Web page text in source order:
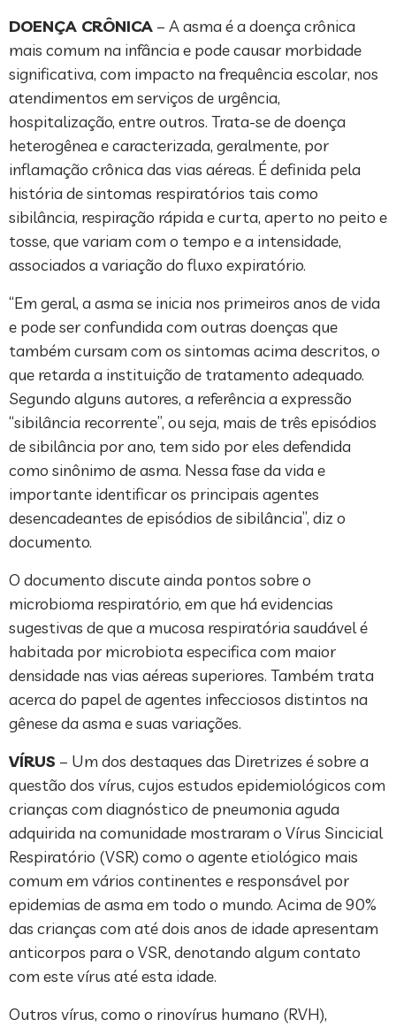
DOENÇA CRÔNICA – A asma é a doença crônica
mais comum na infância e pode causar morbidade
significativa, com impacto na frequência escolar, nos
atendimentos em serviços de urgência,
hospitalização, entre outros. Trata-se de doença
heterogênea e caracterizada, geralmente, por
inflamação crônica das vias aéreas. É definida pela
história de sintomas respiratórios tais como
sibilância, respiração rápida e curta, aperto no peito e
tosse, que variam com o tempo e a intensidade,
associados a variação do fluxo expiratório.
“Em geral, a asma se inicia nos primeiros anos de vida
e pode ser confundida com outras doenças que
também cursam com os sintomas acima descritos, o
que retarda a instituição de tratamento adequado.
Segundo alguns autores, a referência a expressão
“sibilância recorrente”, ou seja, mais de três episódios
de sibilância por ano, tem sido por eles defendida
como sinônimo de asma. Nessa fase da vida e
importante identificar os principais agentes
desencadeantes de episódios de sibilância”, diz o
documento.
O documento discute ainda pontos sobre o
microbioma respiratório, em que há evidencias
sugestivas de que a mucosa respiratória saudável é
habitada por microbiota especifica com maior
densidade nas vias aéreas superiores. Também trata
acerca do papel de agentes infecciosos distintos na
gênese da asma e suas variações.
VÍRUS – Um dos destaques das Diretrizes é sobre a
questão dos vírus, cujos estudos epidemiológicos com
crianças com diagnóstico de pneumonia aguda
adquirida na comunidade mostraram o Vírus Sincicial
Respiratório (VSR) como o agente etiológico mais
comum em vários continentes e responsável por
epidemias de asma em todo o mundo. Acima de 90%
das crianças com até dois anos de idade apresentam
anticorpos para o VSR, denotando algum contato
com este vírus até esta idade.
Outros vírus, como o rinovírus humano (RVH),